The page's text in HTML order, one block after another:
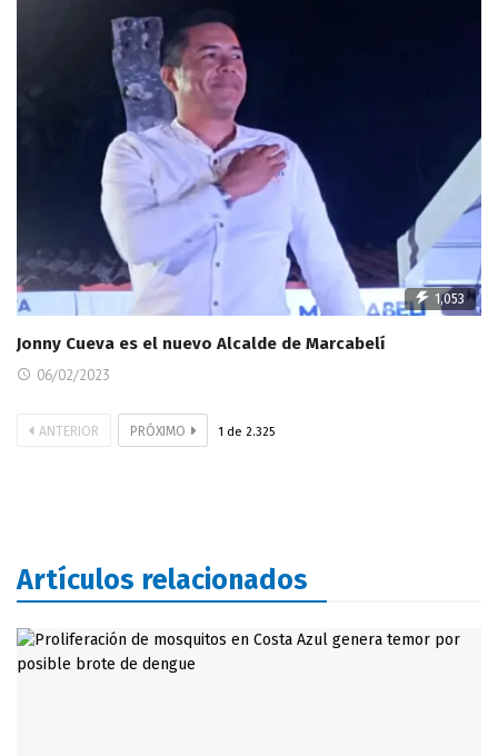
1,053
Jonny Cueva es el nuevo Alcalde de Marcabelí
06/02/2023
ANTERIOR PRÓXIMO 1 de 2.325
Artículos relacionados